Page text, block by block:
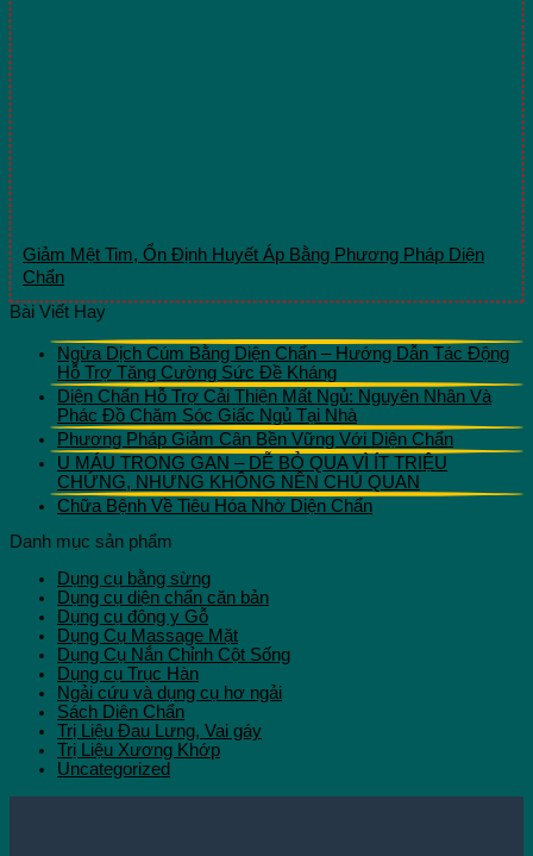
Giảm Mệt Tim, Ổn Định Huyết Áp Bằng Phương Pháp Diện
Chẩn
Bài Viết Hay
Ngừa Dịch Cúm Bằng Diện Chẩn – Hướng Dẫn Tác Động
Hỗ Trợ Tăng Cường Sức Đề Kháng
Diện Chẩn Hỗ Trợ Cải Thiện Mất Ngủ: Nguyên Nhân Và
Phác Đồ Chăm Sóc Giấc Ngủ Tại Nhà
Phương Pháp Giảm Cân Bền Vững Với Diện Chẩn
U MÁU TRONG GAN – DỄ BỎ QUA VÌ ÍT TRIỆU
CHỨNG, NHƯNG KHÔNG NÊN CHỦ QUAN
Chữa Bệnh Về Tiêu Hóa Nhờ Diện Chẩn
Danh mục sản phẩm
Dụng cụ bằng sừng
Dụng cụ diện chẩn căn bản
Dụng cụ đông y Gỗ
Dụng Cụ Massage Mặt
Dụng Cụ Nắn Chỉnh Cột Sống
Dụng cụ Trục Hàn
Ngải cứu và dụng cụ hơ ngải
Sách Diện Chẩn
Trị Liệu Đau Lưng, Vai gáy
Trị Liệu Xương Khớp
Uncategorized